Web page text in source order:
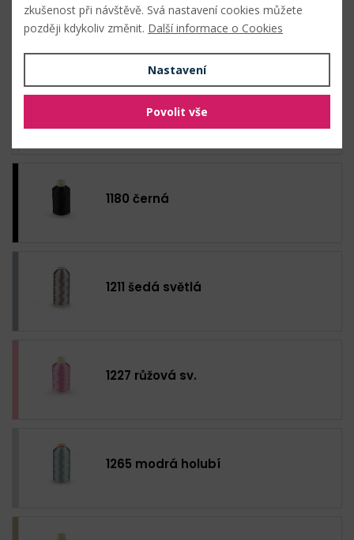
1124 zelená pastelová
1179 bílá
1180 černá
1211 šedá světlá
1227 růžová sv.
1265 modrá holubí
zkušenost při návštěvě. Svá nastavení cookies můžete
později kdykoliv změnit. Další informace o Cookies
Nastavení
Povolit vše